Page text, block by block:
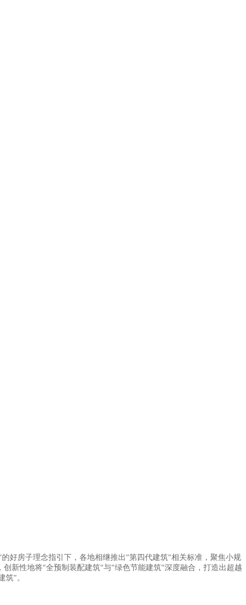
好房子理念指引下，各地相继推出"第四代建筑"相关标准，聚焦小规
新性地将"全预制装配建筑"与"绿色节能建筑"深度融合，打造出超越
筑"。